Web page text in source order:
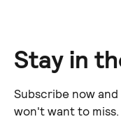
Stay in
Subscribe now
won't want to miss.